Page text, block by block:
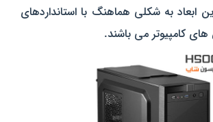
ابعاد به شکلی هماهنگ با استانداردهای
های کامپیوتر می‌ باشند.